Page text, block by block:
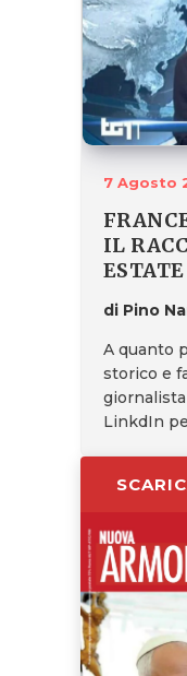
7 Agosto
IL
ESTATE
di Pino
A quanto
storico e
giornalista
LinkdIn